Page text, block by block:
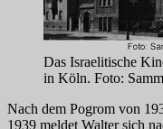
Das Israelitische
in Köln. Foto:
Nach dem Pogrom von
1939 meldet Walter sich